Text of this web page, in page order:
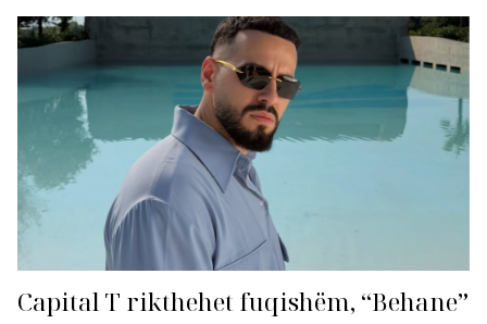
Capital T rikthehet fuqishëm, “Behane”